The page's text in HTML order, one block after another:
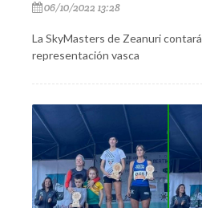
06/10/2022 13:28
La SkyMasters de Zeanuri
representación vasca